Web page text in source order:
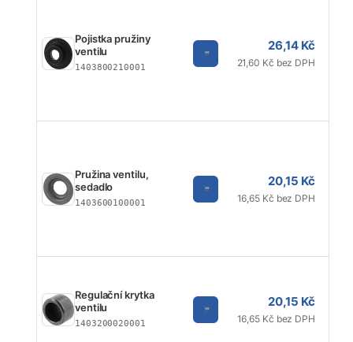
Pojistka pružiny
ventilu
1403800210001
26,14 Kč
21,60 Kč bez DPH
Pružina ventilu,
sedadlo
1403600100001
20,15 Kč
16,65 Kč bez DPH
Regulační krytka
ventilu
1403200020001
20,15 Kč
16,65 Kč bez DPH